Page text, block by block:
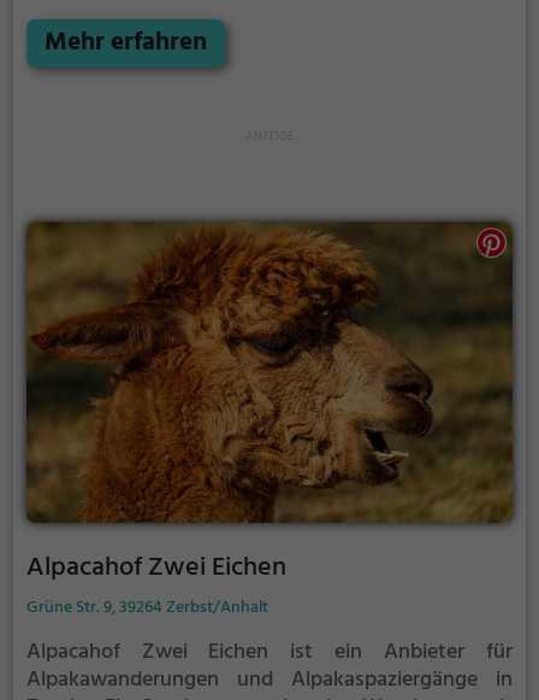
du auf der Website
Mehr erfahren
Alpacahof Zwei Eichen
Grüne Str. 9, 39264 Zerbst/Anhalt
Alpacahof Zwei Eichen ist ein Anbieter für
Alpakawanderungen und Alpakaspaziergänge in